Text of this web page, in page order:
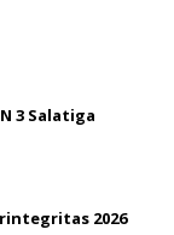
3 Salatiga
2026